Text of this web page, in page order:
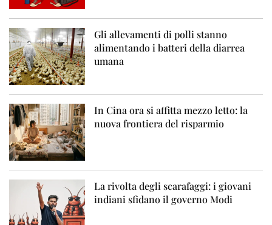
Gli allevamenti di polli stanno
alimentando i batteri della diarrea
umana
In Cina ora si affitta mezzo letto: la
nuova frontiera del risparmio
La rivolta degli scarafaggi: i giovani
indiani sfidano il governo Modi